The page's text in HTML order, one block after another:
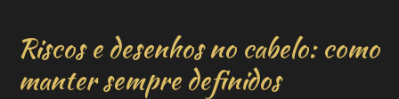
Riscos e desenhos no cabelo: como
manter sempre definidos